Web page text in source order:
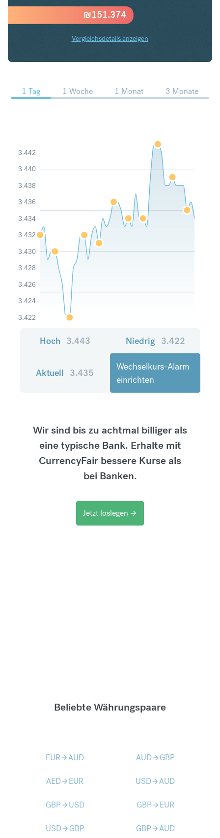
₪151.374
Vergleichsdetails anzeigen
EUR in ILS Trends
1 Tag 1 Woche 1 Monat 3 Monate
3.422
3.424
3.426
3.428
3.430
3.432
3.434
3.436
3.438
3.440
3.442
Hoch 3.443 Niedrig 3.422
Aktuell 3.435
Wechselkurs-Alarm
einrichten
Wir sind bis zu achtmal billiger als
eine typische Bank. Erhalte mit
CurrencyFair bessere Kurse als
bei Banken.
Jetzt loslegen arrow_forward
Beliebte Währungspaare
EURarrow_forwardAUD AUDarrow_forward GBP
AEDarrow_forward EUR USDarrow_forwardAUD
GBParrow_forward USD GBParrow_forward EUR
USDarrow_forward GBP GBParrow_forwardAUD